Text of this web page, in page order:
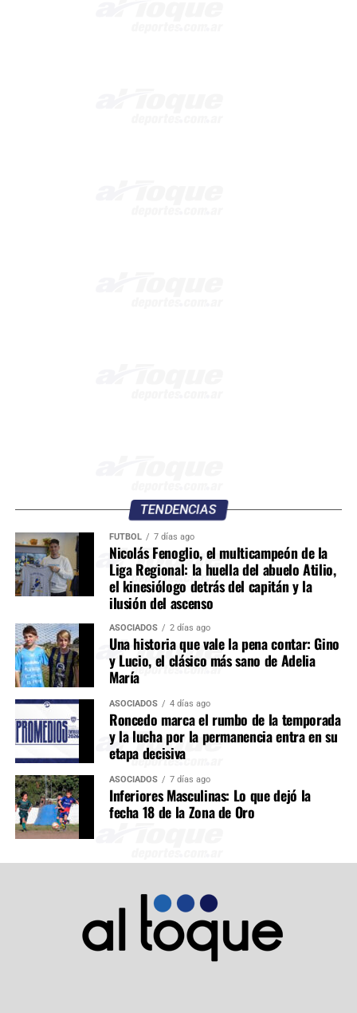
TENDENCIAS
FÚTBOL 7 días ago
Nicolás Fenoglio, el multicampeón de la
Liga Regional: la huella del abuelo Atilio,
el kinesiólogo detrás del capitán y la
ilusión del ascenso
ASOCIADOS 2 días ago
Una historia que vale la pena contar: Gino
y Lucio, el clásico más sano de Adelia
María
ASOCIADOS 4 días ago
Roncedo marca el rumbo de la temporada
y la lucha por la permanencia entra en su
etapa decisiva
ASOCIADOS 7 días ago
Inferiores Masculinas: Lo que dejó la
fecha 18 de la Zona de Oro